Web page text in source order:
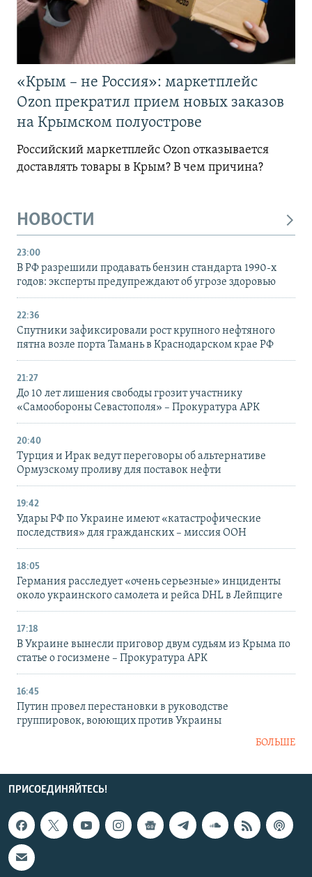
«Крым – не Россия»: маркетплейс
Ozon прекратил прием новых заказов
на Крымском полуострове
Российский маркетплейс Ozon отказывается
доставлять товары в Крым? В чем причина?
НОВОСТИ
23:00
В РФ разрешили продавать бензин стандарта 1990-х
годов: эксперты предупреждают об угрозе здоровью
22:36
Спутники зафиксировали рост крупного нефтяного
пятна возле порта Тамань в Краснодарском крае РФ
21:27
До 10 лет лишения свободы грозит участнику
«Самообороны Севастополя» – Прокуратура АРК
20:40
Турция и Ирак ведут переговоры об альтернативе
Ормузскому проливу для поставок нефти
19:42
Удары РФ по Украине имеют «катастрофические
последствия» для гражданских – миссия ООН
18:05
Германия расследует «очень серьезные» инциденты
около украинского самолета и рейса DHL в Лейпциге
17:18
В Украине вынесли приговор двум судьям из Крыма по
статье о госизмене – Прокуратура АРК
16:45
Путин провел перестановки в руководстве
группировок, воюющих против Украины
БОЛЬШЕ
ПРИСОЕДИНЯЙТЕСЬ!